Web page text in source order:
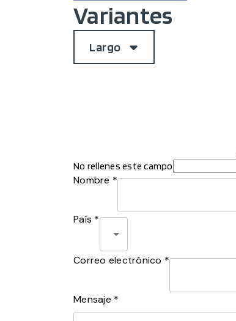
Variantes
Largo
No rellenes este campo
Nombre *
País *
Correo electrónico *
Mensaje *